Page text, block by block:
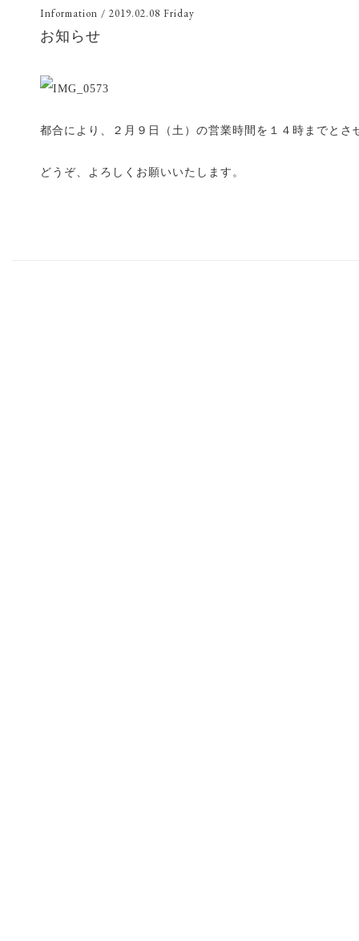
Information / 2019.02.08 Friday
お知らせ
都合により、２月９日（土）の営業時間を１４時までとさ
どうぞ、よろしくお願いいたします。